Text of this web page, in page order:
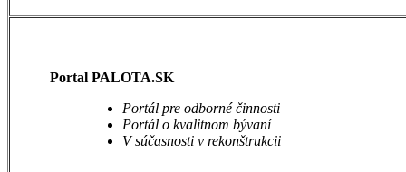
Portal PALOTA.SK
Portál pre odborné činnosti
Portál o kvalitnom bývaní
V súčasnosti v rekonštrukcii